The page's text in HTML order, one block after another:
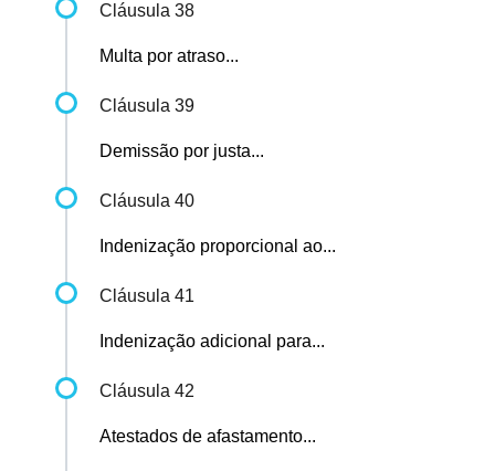
Cláusula 38
Multa por atraso...
Cláusula 39
Demissão por justa...
Cláusula 40
Indenização proporcional ao...
Cláusula 41
Indenização adicional para...
Cláusula 42
Atestados de afastamento...